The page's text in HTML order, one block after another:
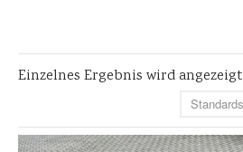
Einzelnes Ergebnis wird angezeigt